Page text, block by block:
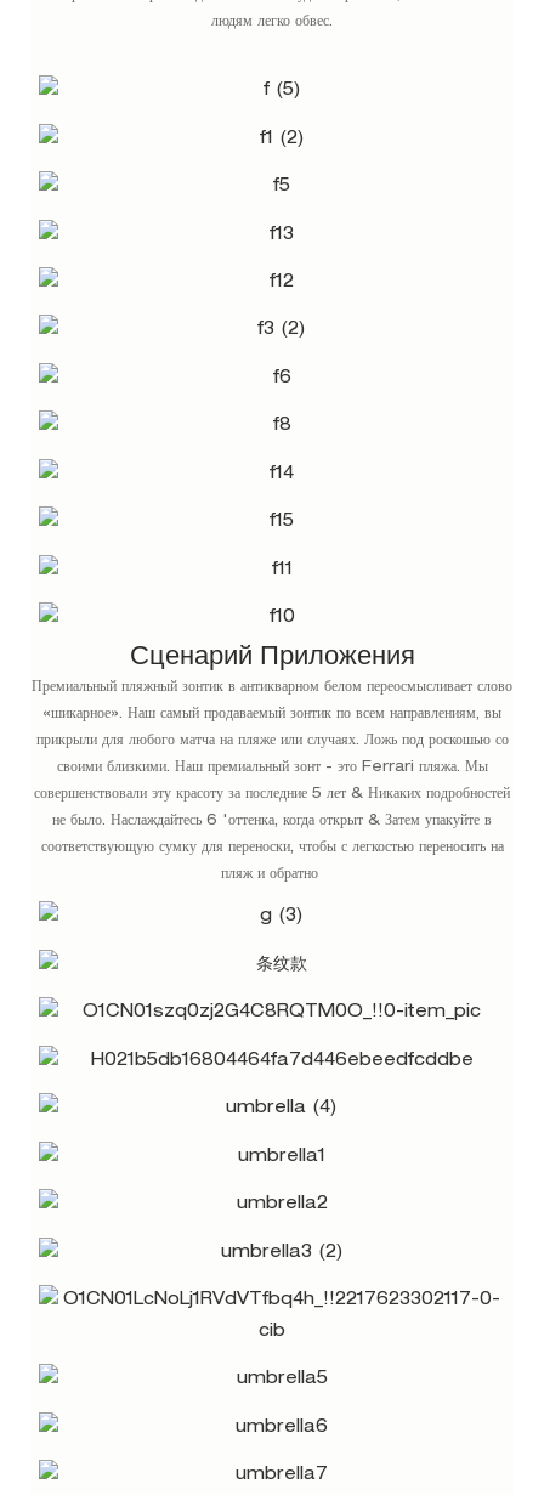
людям легко обвес.
Сценарий Приложения
Премиальный пляжный зонтик в антикварном белом переосмысливает слово
«шикарное». Наш самый продаваемый зонтик по всем направлениям, вы
прикрыли для любого матча на пляже или случаях. Ложь под роскошью со
своими близкими. Наш премиальный зонт - это Ferrari пляжа. Мы
совершенствовали эту красоту за последние 5 лет & Никаких подробностей
не было. Наслаждайтесь 6 'оттенка, когда открыт & Затем упакуйте в
соответствующую сумку для переноски, чтобы с легкостью переносить на
пляж и обратно